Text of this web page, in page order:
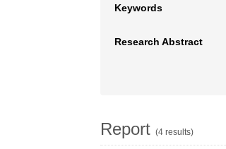
Keywords
Research Abstract
Report (4 results)